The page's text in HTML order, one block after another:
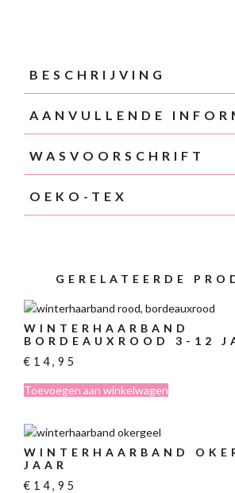
BESCHRIJVING
AANVULLENDE
WASVOORSCHRIFT
OEKO-TEX
GERELATEERDE
WINTERHAARBAND
BORDEAUXROOD 3-12
€ 14,95
Toevoegen aan winkelwagen
WINTERHAARBAND
JAAR
€ 14,95